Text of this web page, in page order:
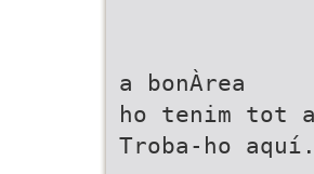
a bonÀrea
ho tenim tot
Troba-ho aquí.